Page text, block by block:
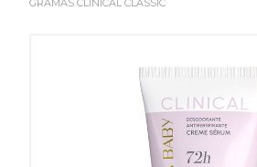
GRAMAS CLINICAL CLASSIC